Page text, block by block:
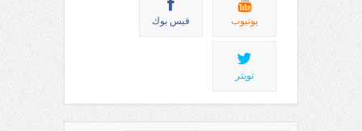
يوتيوب فيس بوك
تويتر